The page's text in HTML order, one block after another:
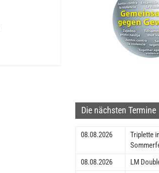
Die nächsten Termine
08.08.2026
Triplette
08.08.2026
LM